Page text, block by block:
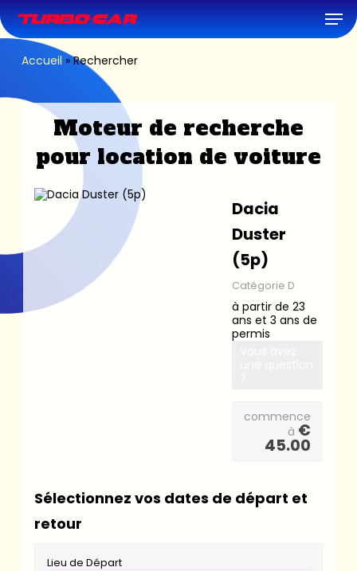
to
main
content
Accueil »Rechercher
Moteur de recherche
pour location de voiture
Dacia
Duster
(5p)
Catégorie D
à partir de 23
ans et 3 ans de
permis
commence
à €
45.00
Sélectionnez vos dates de départ et
retour
Lieu de Départ